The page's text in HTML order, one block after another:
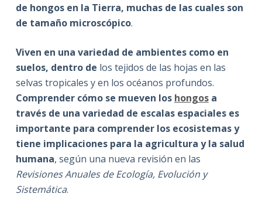
de hongos en la Tierra, muchas de las cuales son
de tamaño microscópico.
Viven en una variedad de ambientes como en
suelos, dentro de los tejidos de las hojas en las
selvas tropicales y en los océanos profundos.
Comprender cómo se mueven los hongos a
través de una variedad de escalas espaciales es
importante para comprender los ecosistemas y
tiene implicaciones para la agricultura y la salud
humana, según una nueva revisión en las
Revisiones Anuales de Ecología, Evolución y
Sistemática.